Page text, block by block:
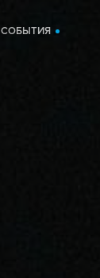
СОБЫТИЯ